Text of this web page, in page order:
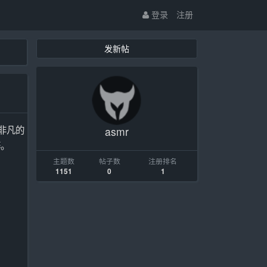
登录 注册
凡的
发新帖
asmr
主题数
1151
帖子数
0
注册排名
1